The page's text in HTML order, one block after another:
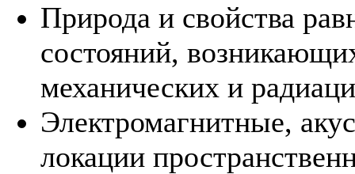
Природа и свойства
состояний,
механических и
Электромагнитные,
локации